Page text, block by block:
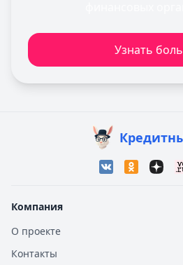
Узнать
Компания
О проекте
Контакты